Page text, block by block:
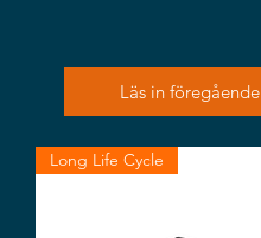
Läs in föregående
Long Life Cycle